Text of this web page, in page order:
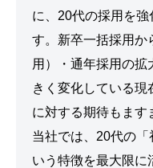
に、20代の採用を強
す。新卒一括採用か
用）・通年採用の拡
きく変化している現
に対する期待もます
当社では、20代の
いう特徴を最大限に